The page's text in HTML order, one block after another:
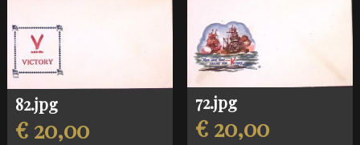
82.jpg
€ 20,00
72.jpg
€ 20,00